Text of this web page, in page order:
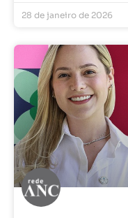
28 de janeiro de 2026